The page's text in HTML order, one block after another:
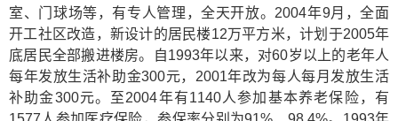
室、门球场等，有专人管理，全天开放。2004年9月，全面
开工社区改造，新设计的居民楼12万平方米，计划于2005年
底居民全部搬进楼房。自1993年以来，对60岁以上的老年人
每年发放生活补助金300元，2001年改为每人每月发放生活
补助金300元。至2004年有1140人参加基本养老保险，有